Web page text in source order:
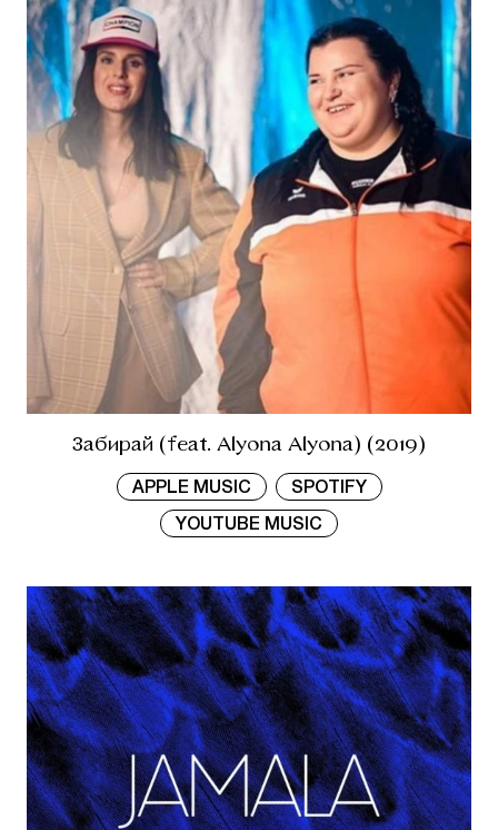
Забирай (feat. Alyona Alyona) (2019)
APPLE MUSIC SPOTIFY
YOUTUBE MUSIC